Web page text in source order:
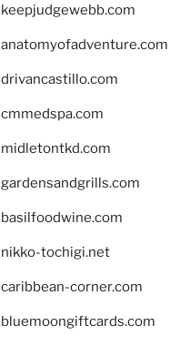
keepjudgewebb.com
anatomyofadventure.com
drivancastillo.com
cmmedspa.com
midletontkd.com
gardensandgrills.com
basilfoodwine.com
nikko-tochigi.net
caribbean-corner.com
bluemoongiftcards.com